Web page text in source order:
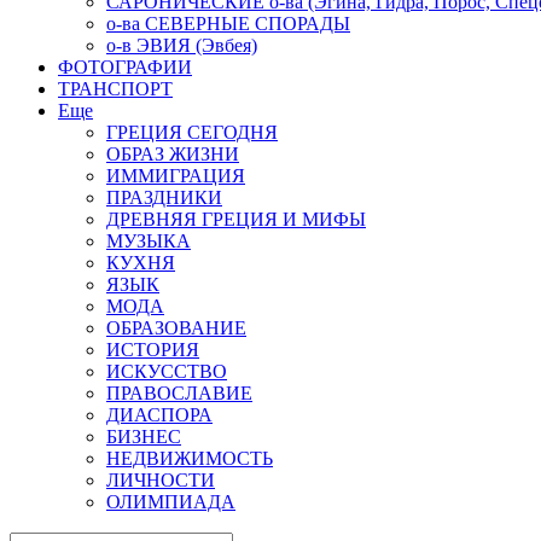
о-ва СЕВЕРНЫЕ СПОРАДЫ
о-в ЭВИЯ (Эвбея)
ФОТОГРАФИИ
ТРАНСПОРТ
Еще
ГРЕЦИЯ СЕГОДНЯ
ОБРАЗ ЖИЗНИ
ИММИГРАЦИЯ
ПРАЗДНИКИ
ДРЕВНЯЯ ГРЕЦИЯ И МИФЫ
МУЗЫКА
КУХНЯ
ЯЗЫК
МОДА
ОБРАЗОВАНИЕ
ИСТОРИЯ
ИСКУССТВО
ПРАВОСЛАВИЕ
ДИАСПОРА
БИЗНЕС
НЕДВИЖИМОСТЬ
ЛИЧНОСТИ
ОЛИМПИАДА